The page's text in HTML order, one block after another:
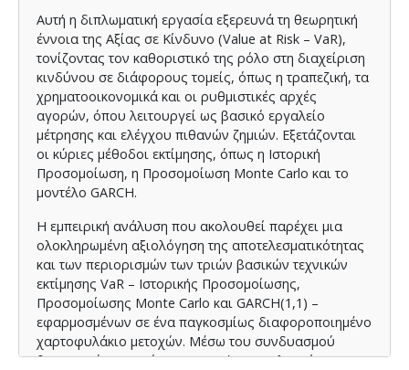
and highlights the importance of triangulation –
combining multiple VaR approaches to enhance
robustness and reliability.
Αυτή η διπλωματική εργασία εξερευνά τη θεωρητική
έννοια της Αξίας σε Κίνδυνο (Value at Risk – VaR),
τονίζοντας τον καθοριστικό της ρόλο στη διαχείριση
κινδύνου σε διάφορους τομείς, όπως η τραπεζική, τα
χρηματοοικονομικά και οι ρυθμιστικές αρχές
αγορών, όπου λειτουργεί ως βασικό εργαλείο
μέτρησης και ελέγχου πιθανών ζημιών. Εξετάζονται
οι κύριες μέθοδοι εκτίμησης, όπως η Ιστορική
Προσομοίωση, η Προσομοίωση Monte Carlo και το
μοντέλο GARCH.
Η εμπειρική ανάλυση που ακολουθεί παρέχει μια
ολοκληρωμένη αξιολόγηση της αποτελεσματικότητας
και των περιορισμών των τριών βασικών τεχνικών
εκτίμησης VaR – Ιστορικής Προσομοίωσης,
Προσομοίωσης Monte Carlo και GARCH(1,1) –
εφαρμοσμένων σε ένα παγκοσμίως διαφοροποιημένο
χαρτοφυλάκιο μετοχών. Μέσω του συνδυασμού
θεωρητικών εννοιών, εμπειρικής μοντελοποίησης σε